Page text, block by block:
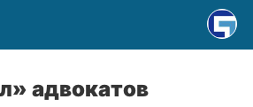
адвокатов